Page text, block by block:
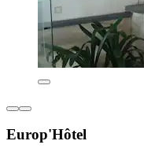
Europ'Hôtel